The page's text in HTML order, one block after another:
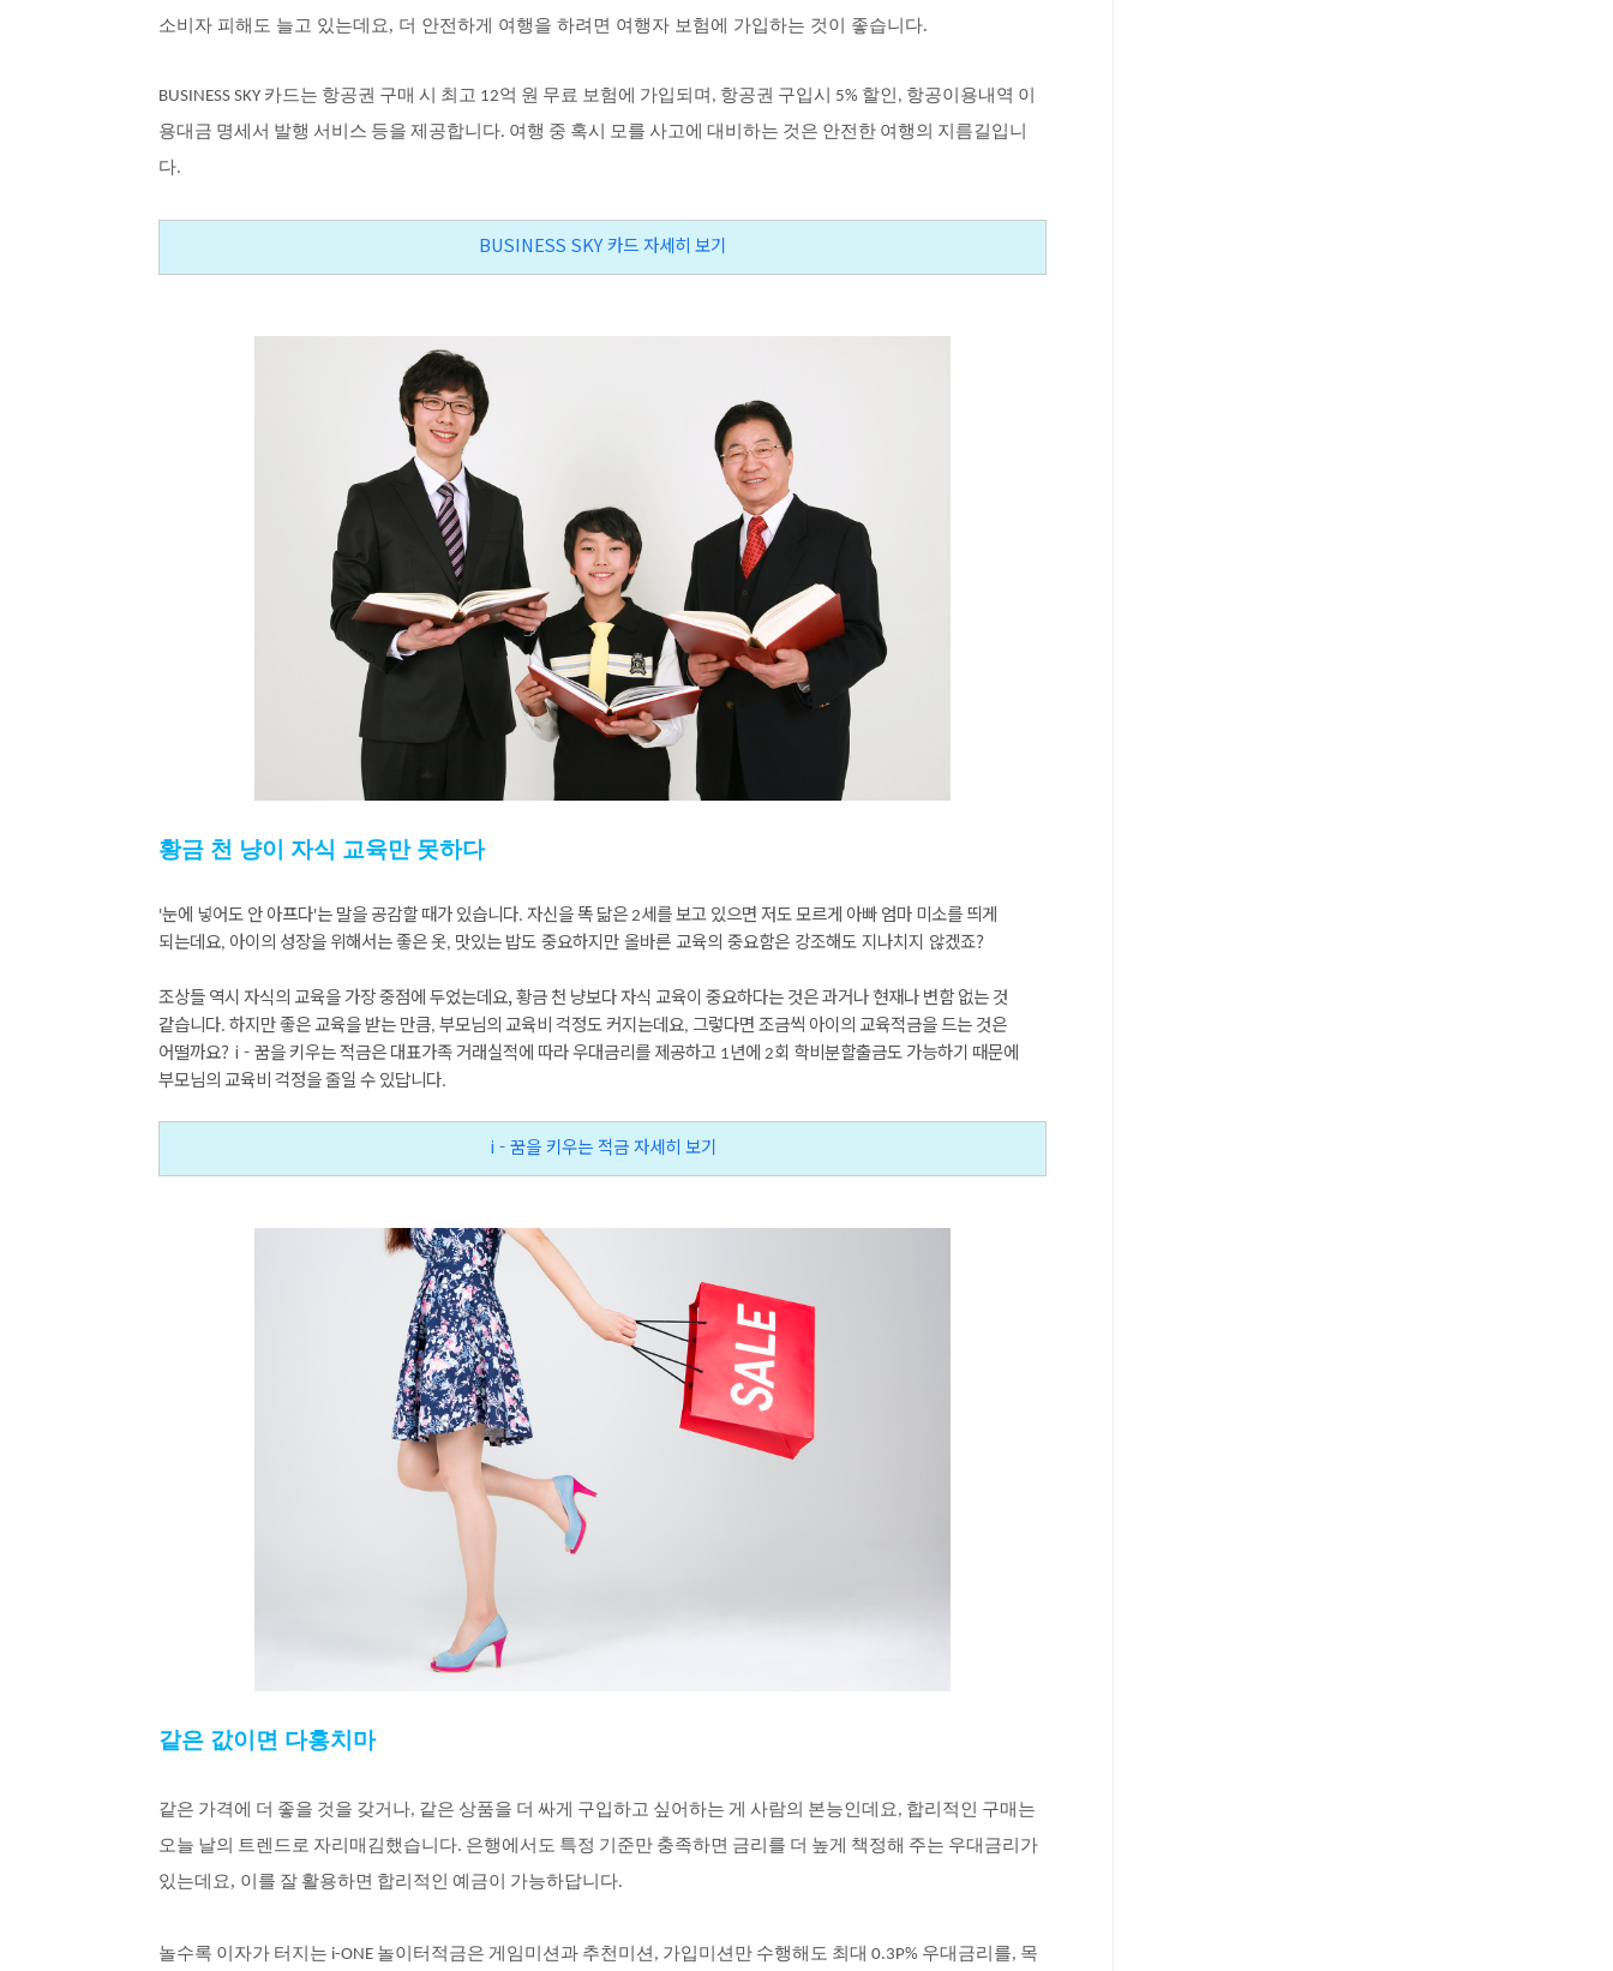
소비자 피해도 늘고 있는데요, 더 안전하게 여행을 하려면 여행자 보험에 가입하는 것이 좋습니다.
BUSINESS SKY 카드는 항공권 구매 시 최고 12억 원 무료 보험에 가입되며 , 항공권 구입시 5% 할인 , 항공이용내역 이
용대금 명세서 발행 서비스 등을 제공합니다. 여행 중 혹시 모를 사고에 대비하는 것은 안전한 여행의 지름길입니
다.
BUSINESS SKY 카드 자세히 보기
황금 천 냥이 자식 교육만 못하다
'눈에 넣어도안아프다'는말을공감할때가있습니다. 자신을똑닮은 2세를보고있으면저도모르게 아빠엄마미소를띄게
되는데요, 아이의 성장을위해서는좋은옷, 맛있는밥도 중요하지만 올바른 교육의 중요함은 강조해도 지나치지 않겠죠?
조상들역시자식의 교육을가장중점에두었는데요,황금천 냥보다자식 교육이중요하다는것은과거나현재나변함없는것
같습니다. 하지만좋은교육을받는만큼, 부모님의 교육비걱정도커지는데요, 그렇다면조금씩 아이의 교육적금을드는것은
어떨까요? i -꿈을키우는적금은대표가족거래실적에 따라우대금리를제공하고 1년에 2회 학비분할출금도가능하기 때문에
부모님의 교육비걱정을줄일수있답니다.
i - 꿈을 키우는 적금 자세히 보기
같은 값이면 다홍치마
같은 가격에 더 좋을 것을 갖거나, 같은 상품을 더 싸게 구입하고 싶어하는 게 사람의 본능인데요 , 합리적인
구매는
오늘 날의 트렌드로 자리매김했습니다. 은행에서도 특정 기준만 충족하면 금리를 더 높게 책정해 주는 우대금리가
있는데요, 이를 잘 활용하면 합리적인 예금이 가능하답니다.
놀수록 이자가 터지는 i-ONE 놀이터적금은 게임미션과 추천미션 , 가입미션만 수행해도 최대 0.3P% 우대금리를, 목